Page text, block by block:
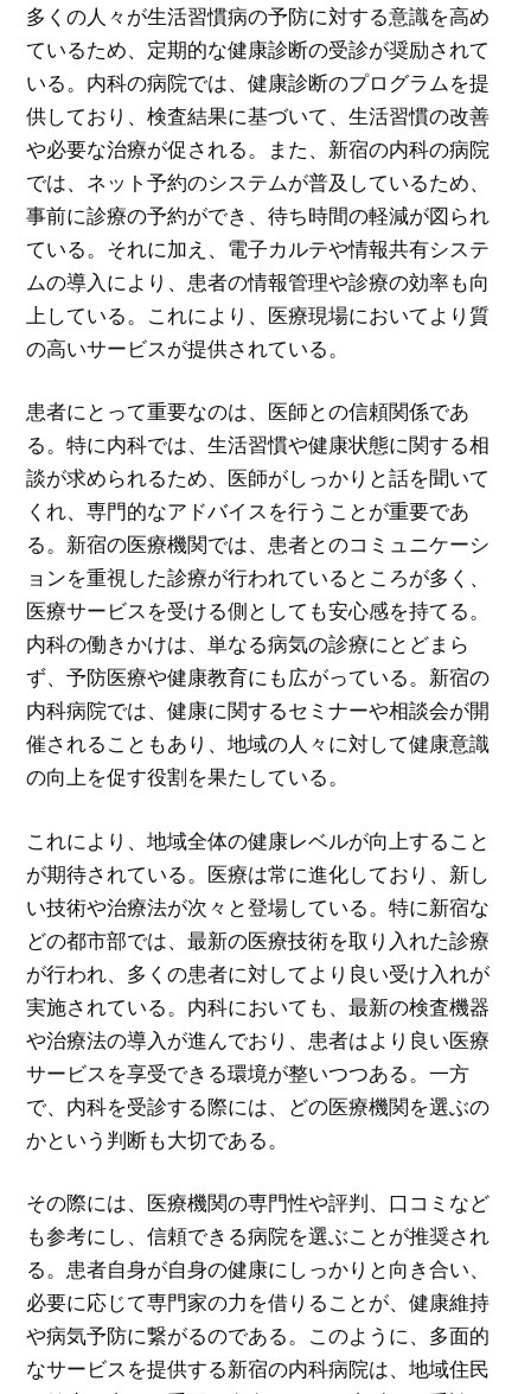
多くの人々が生活習慣病の予防に対する意識を高め
ているため、定期的な健康診断の受診が奨励されて
いる。内科の病院では、健康診断のプログラムを提
供しており、検査結果に基づいて、生活習慣の改善
や必要な治療が促される。また、新宿の内科の病院
では、ネット予約のシステムが普及しているため、
事前に診療の予約ができ、待ち時間の軽減が図られ
ている。それに加え、電子カルテや情報共有システ
ムの導入により、患者の情報管理や診療の効率も向
上している。これにより、医療現場においてより質
の高いサービスが提供されている。
患者にとって重要なのは、医師との信頼関係であ
る。特に内科では、生活習慣や健康状態に関する相
談が求められるため、医師がしっかりと話を聞いて
くれ、専門的なアドバイスを行うことが重要であ
る。新宿の医療機関では、患者とのコミュニケーシ
ョンを重視した診療が行われているところが多く、
医療サービスを受ける側としても安心感を持てる。
内科の働きかけは、単なる病気の診療にとどまら
ず、予防医療や健康教育にも広がっている。新宿の
内科病院では、健康に関するセミナーや相談会が開
催されることもあり、地域の人々に対して健康意識
の向上を促す役割を果たしている。
これにより、地域全体の健康レベルが向上すること
が期待されている。医療は常に進化しており、新し
い技術や治療法が次々と登場している。特に新宿な
どの都市部では、最新の医療技術を取り入れた診療
が行われ、多くの患者に対してより良い受け入れが
実施されている。内科においても、最新の検査機器
や治療法の導入が進んでおり、患者はより良い医療
サービスを享受できる環境が整いつつある。一方
で、内科を受診する際には、どの医療機関を選ぶの
かという判断も大切である。
その際には、医療機関の専門性や評判、口コミなど
も参考にし、信頼できる病院を選ぶことが推奨され
る。患者自身が自身の健康にしっかりと向き合い、
必要に応じて専門家の力を借りることが、健康維持
や病気予防に繋がるのである。このように、多面的
なサービスを提供する新宿の内科病院は、地域住民